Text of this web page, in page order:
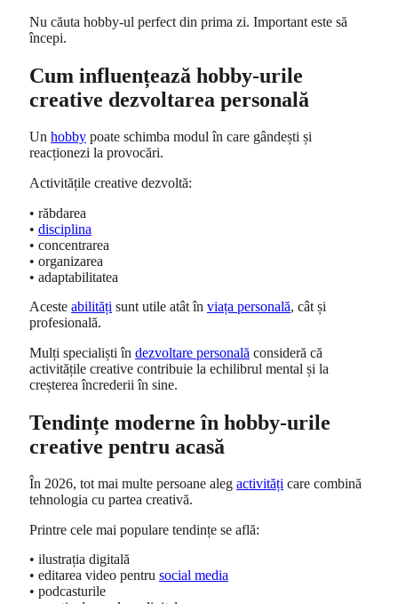
Nu căuta hobby-ul perfect din prima zi. Important este să
începi.
Cum influențează hobby-urile
creative dezvoltarea personală
Un hobby poate schimba modul în care gândești și
reacționezi la provocări.
Activitățile creative dezvoltă:
• răbdarea
• disciplina
• concentrarea
• organizarea
• adaptabilitatea
Aceste abilități sunt utile atât în viața personală, cât și
profesională.
Mulți specialiști în dezvoltare personală consideră că
activitățile creative contribuie la echilibrul mental și la
creșterea încrederii în sine.
Tendințe moderne în hobby-urile
creative pentru acasă
În 2026, tot mai multe persoane aleg activități care combină
tehnologia cu partea creativă.
Printre cele mai populare tendințe se află:
• ilustrația digitală
• editarea video pentru social media
• podcasturile